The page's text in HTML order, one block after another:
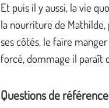
Et puis il y aussi, la vie
la nourriture de
ses côtés, le faire
forcé, dommage il paraît
Questions de référence